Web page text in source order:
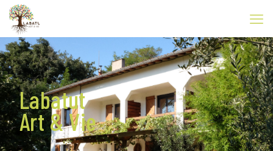
Labatut
Art & Vie